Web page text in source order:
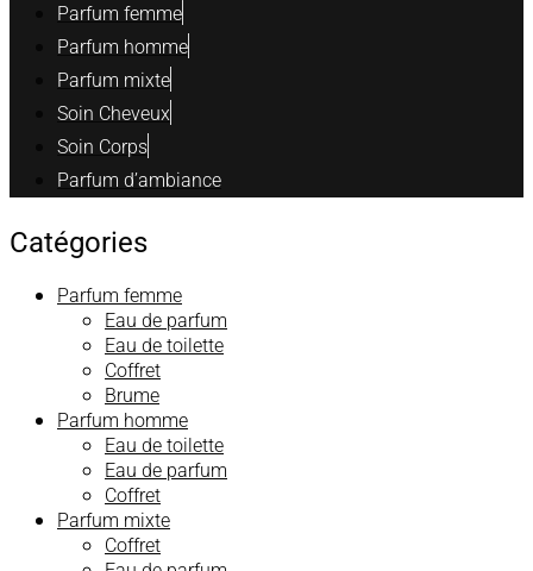
Parfum femme
Parfum homme
Parfum mixte
Soin Cheveux
Soin Corps
Parfum d’ambiance
Catégories
Parfum femme
Eau de parfum
Eau de toilette
Coffret
Brume
Parfum homme
Eau de toilette
Eau de parfum
Coffret
Parfum mixte
Coffret